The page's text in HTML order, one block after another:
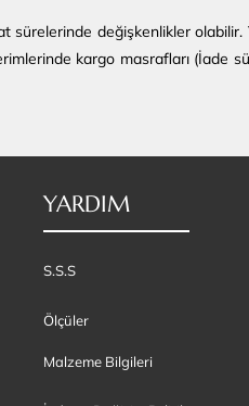
değişkenlikler olabilir.
kargo masrafları (İade
YARDIM
S.S.S
Ölçüler
Malzeme Bilgileri